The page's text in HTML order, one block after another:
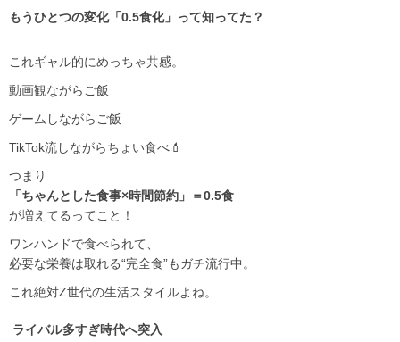
もうひとつの変化「0.5食化」って知ってた？
これギャル的にめっちゃ共感。
動画観ながらご飯
ゲームしながらご飯
TikTok流しながらちょい食べ💄
つまり
「ちゃんとした食事×時間節約」＝0.5食
が増えてるってこと！
ワンハンドで食べられて、
必要な栄養は取れる“完全食”もガチ流行中。
これ絶対Z世代の生活スタイルよね。
ライバル多すぎ時代へ突入